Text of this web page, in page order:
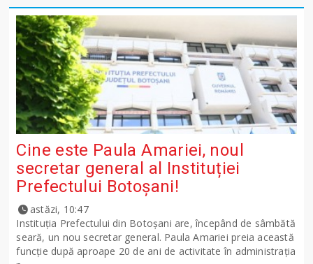
Cine este Paula Amariei, noul
secretar general al Instituției
Prefectului Botoșani!
astăzi, 10:47
Instituția Prefectului din Botoșani are, începând de sâmbătă
seară, un nou secretar general. Paula Amariei preia această
funcție după aproape 20 de ani de activitate în administrația